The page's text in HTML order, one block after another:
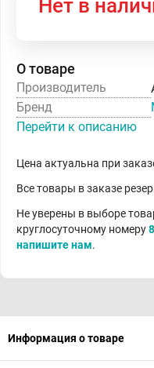
Нет в
О товаре
Производитель
Бренд
Перейти к описанию
Цена актуальна при
Все товары в заказе
Не уверены в выборе
круглосуточному номеру
напишите нам.
Информация о товаре